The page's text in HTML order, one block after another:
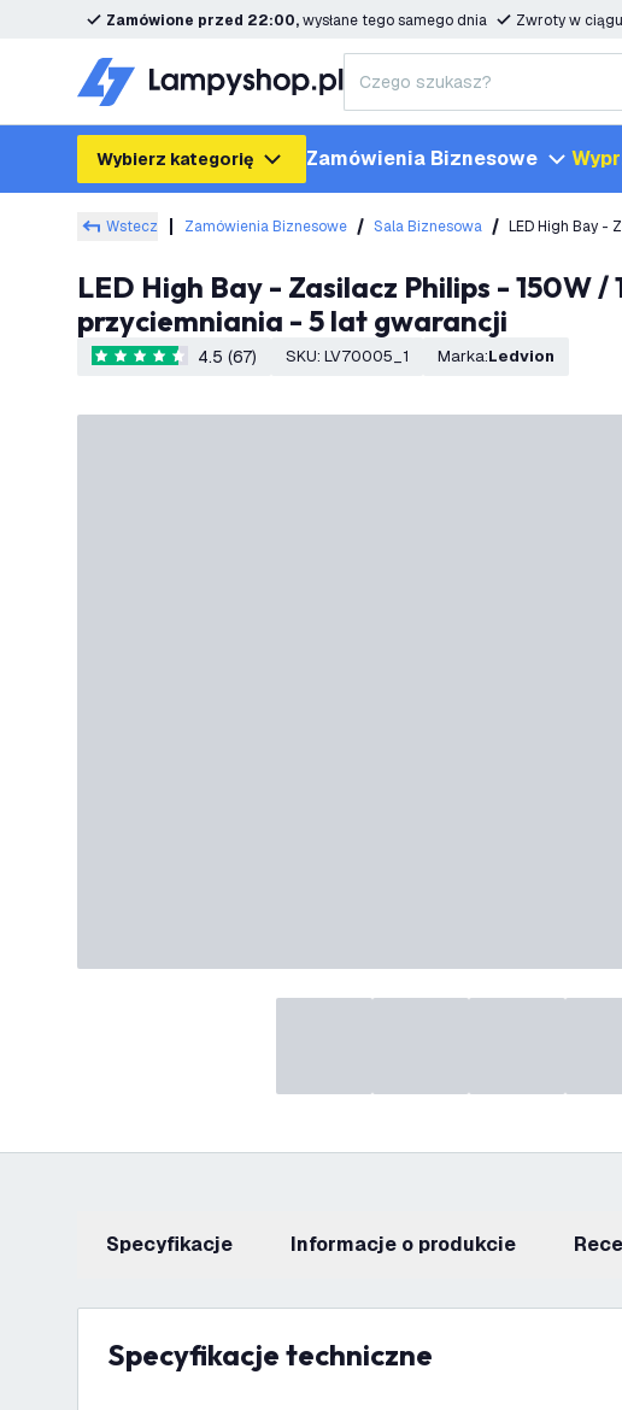
Zamówione przed 22:00,wysłane tego samego dnia Zwroty w ciągu
Wybierz kategorię Zamówienia Biznesowe
Wstecz Zamówienia Biznesowe Sala Biznesowa LED High Bay -
LED High Bay - Zasilacz Philips - 150W / 120W / 85W - 120° - 175lm/W - 6500K - IP65 - Możliwość
przyciemniania - 5 lat gwarancji
4.5 Gwiazdki oceny
4.5 (67) SKU: LV70005_1 Marka: Ledvion
Specyfikacje informacje o produkcie
Specyfikacje techniczne